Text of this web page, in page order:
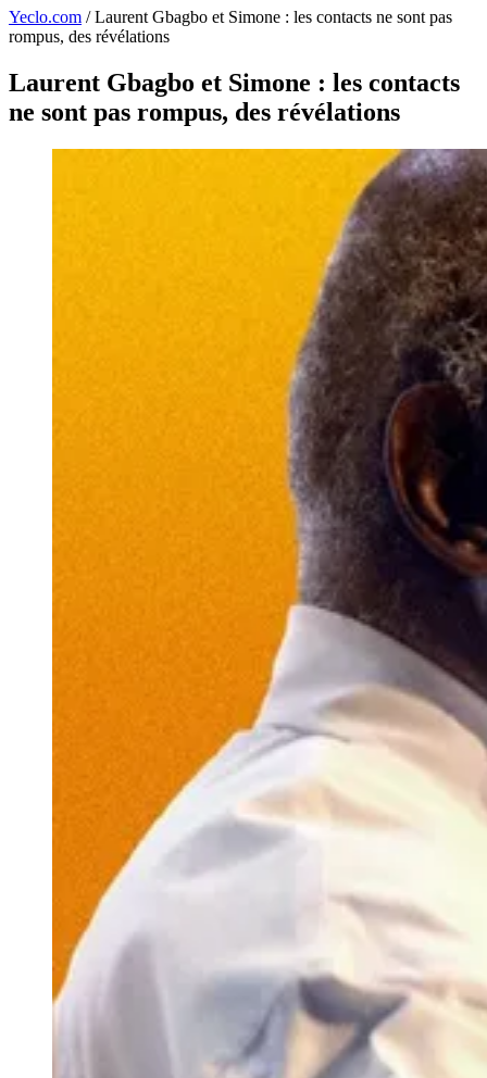
Yeclo.com / Laurent Gbagbo et Simone : les contacts ne sont pas
rompus, des révélations
Laurent Gbagbo et Simone : les contacts
ne sont pas rompus, des révélations